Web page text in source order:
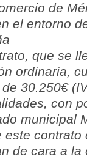
de
el entorno
que se
ordinaria,
30.250€
con
municipal
este contrato
de cara a